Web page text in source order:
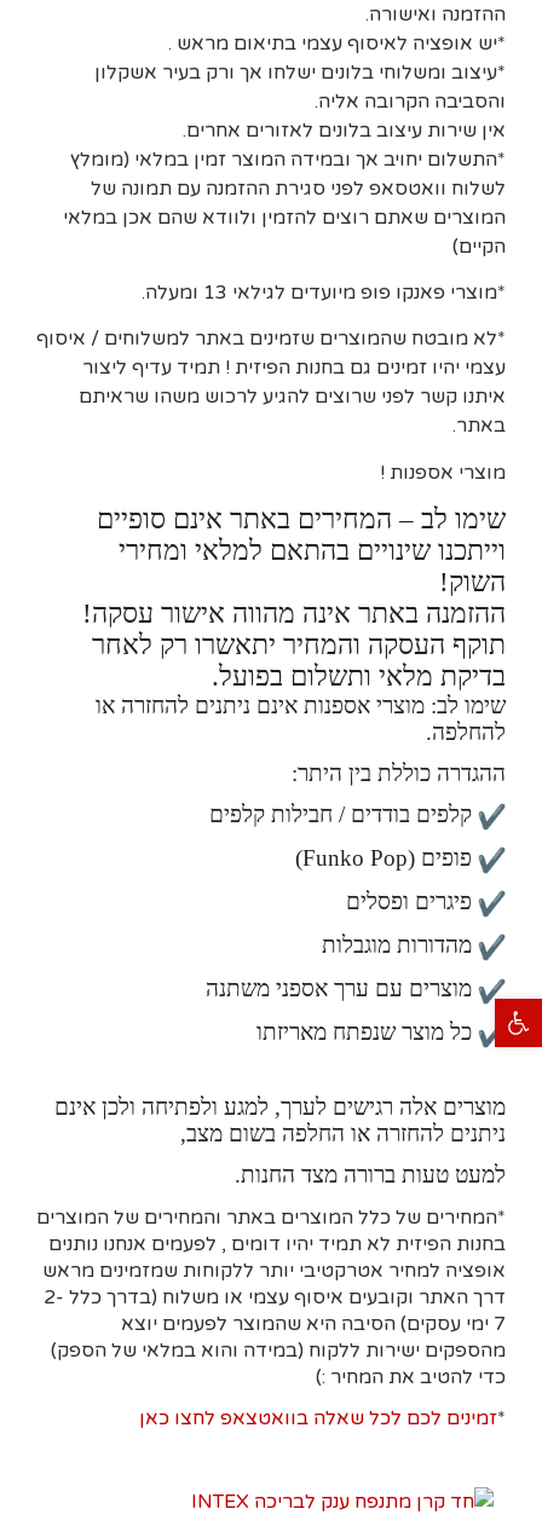
פתח סרגל נגישות
ההזמנה ואישורה.
*יש אופציה לאיסוף עצמי בתיאום מראש .
*עיצוב ומשלוחי בלונים ישלחו אך ורק בעיר אשקלון
והסביבה הקרובה אליה.
אין שירות עיצוב בלונים לאזורים אחרים.
*התשלום יחויב אך ובמידה המוצר זמין במלאי (מומלץ
לשלוח וואטסאפ לפני סגירת ההזמנה עם תמונה של
המוצרים שאתם רוצים להזמין ולוודא שהם אכן במלאי
הקיים)
*מוצרי פאנקו פופ מיועדים לגילאי 13 ומעלה.
*לא מובטח שהמוצרים שזמינים באתר למשלוחים / איסוף
עצמי יהיו זמינים גם בחנות הפיזית ! תמיד עדיף ליצור
איתנו קשר לפני שרוצים להגיע לרכוש משהו שראיתם
באתר.
מוצרי אספנות !
שימו לב – המחירים באתר אינם סופיים
וייתכנו שינויים בהתאם למלאי ומחירי
השוק!
ההזמנה באתר אינה מהווה אישור עסקה!
תוקף העסקה והמחיר יתאשרו רק לאחר
בדיקת מלאי ותשלום בפועל.
שימו לב: מוצרי אספנות אינם ניתנים להחזרה או
להחלפה.
ההגדרה כוללת בין היתר:
קלפים בודדים / חבילות קלפים
פופים (Funko Pop)
פיגרים ופסלים
מהדורות מוגבלות
מוצרים עם ערך אספני משתנה
כל מוצר שנפתח מאריזתו
מוצרים אלה רגישים לערך, למגע ולפתיחה ולכן אינם
ניתנים להחזרה או החלפה בשום מצב,
למעט טעות ברורה מצד החנות.
*המחירים של כלל המוצרים באתר והמחירים של המוצרים
בחנות הפיזית לא תמיד יהיו דומים , לפעמים אנחנו נותנים
אופציה למחיר אטרקטיבי יותר ללקוחות שמזמינים מראש
דרך האתר וקובעים איסוף עצמי או משלוח (בדרך כלל 2-
7 ימי עסקים)
הסיבה היא שהמוצר לפעמים יוצא
מהספקים ישירות ללקוח (במידה והוא במלאי של הספק)
כדי להטיב את המחיר :)
*זמינים לכם לכל שאלה בוואטצאפ לחצו כאן